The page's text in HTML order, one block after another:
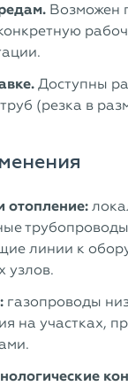
Возможен
Доступны
(резка в
отопление:
линии к
узлов.
газопроводы
на участках,